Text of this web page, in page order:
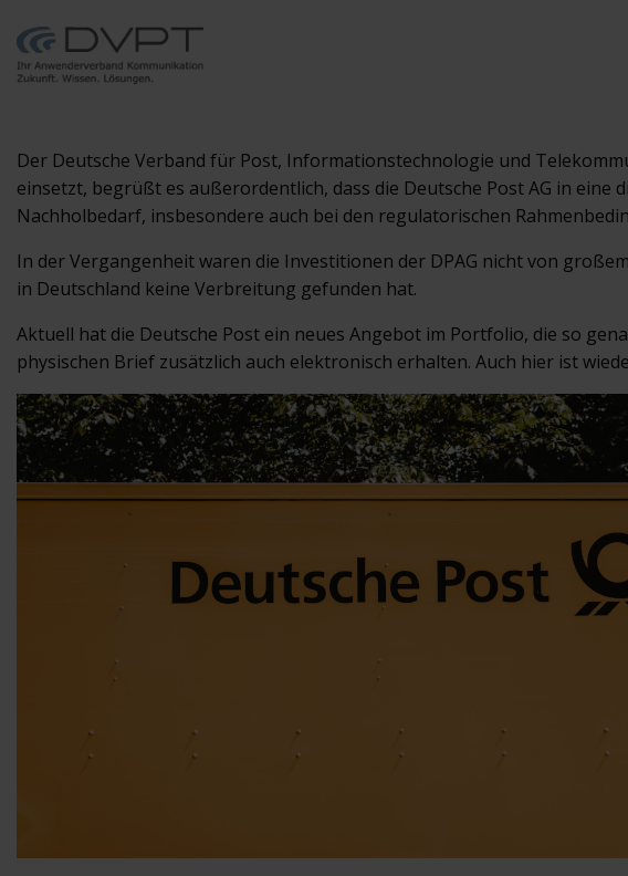
Der Deutsche Verband für Post, Informationstechnologie und
einsetzt, begrüßt es außerordentlich, dass die Deutsche Post AG in
Nachholbedarf, insbesondere auch bei den regulatorischen
In der Vergangenheit waren die Investitionen der DPAG nicht von
in Deutschland keine Verbreitung gefunden hat.
Aktuell hat die Deutsche Post ein neues Angebot im Portfolio, die so
physischen Brief zusätzlich auch elektronisch erhalten. Auch hier ist